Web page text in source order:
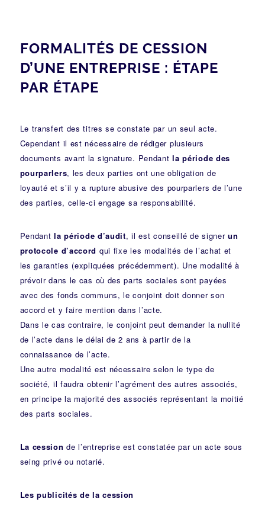
FORMALITÉS DE CESSION
D’UNE ENTREPRISE : ÉTAPE
PAR ÉTAPE
Le transfert des titres se constate par un seul acte.
Cependant il est nécessaire de rédiger plusieurs
documents avant la signature. Pendantla période des
pourparlers, les deux parties ont une obligation de
loyauté et s’il y a rupture abusive des pourparlers de l’une
des parties, celle-ci engage sa responsabilité.
Pendantla période d’audit, il est conseillé de signerun
protocole d’accord qui fixe les modalités de l’achat et
les garanties (expliquées précédemment). Une modalité à
prévoir dans le cas où des parts sociales sont payées
avec des fonds communs, le conjoint doit donner son
accord et y faire mention dans l’acte.
Dans le cas contraire, le conjoint peut demander la nullité
de l’acte dans le délai de 2 ans à partir de la
connaissance de l’acte.
Une autre modalité est nécessaire selon le type de
société, il faudra obtenir l’agrément des autres associés,
en principe la majorité des associés représentant la moitié
des parts sociales.
La cession de l’entreprise est constatée par un acte sous
seing privé ou notarié.
Les publicités de la cession